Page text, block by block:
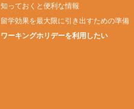
知っておくと便利な情報
留学効果を最大限に引き出すための準備
ワーキングホリデーを利用したい